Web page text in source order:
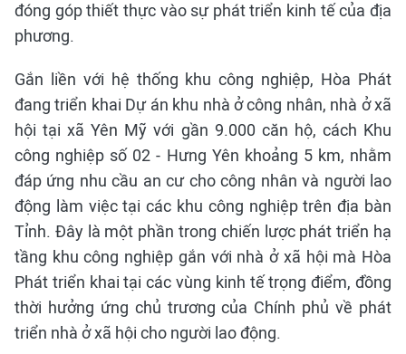
đóng góp thiết thực vào sự phát triển kinh tế của địa
phương.
Gắn liền với hệ thống khu công nghiệp, Hòa Phát
đang triển khai Dự án khu nhà ở công nhân, nhà ở xã
hội tại xã Yên Mỹ với gần 9.000 căn hộ, cách Khu
công nghiệp số 02 - Hưng Yên khoảng 5 km, nhằm
đáp ứng nhu cầu an cư cho công nhân và người lao
động làm việc tại các khu công nghiệp trên địa bàn
Tỉnh. Đây là một phần trong chiến lược phát triển hạ
tầng khu công nghiệp gắn với nhà ở xã hội mà Hòa
Phát triển khai tại các vùng kinh tế trọng điểm, đồng
thời hưởng ứng chủ trương của Chính phủ về phát
triển nhà ở xã hội cho người lao động.